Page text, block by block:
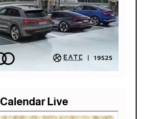
Calendar Live